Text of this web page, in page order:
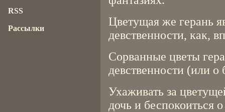
Цветущая же герань
девственности, как,
Сорванные цветы
девственности (или о
Ухаживать за
дочь и беспокоиться
RSS
Рассылки